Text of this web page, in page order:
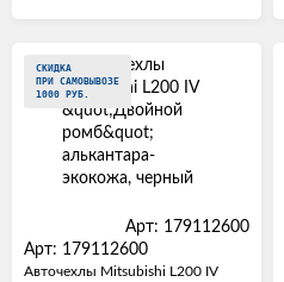
СКИДКА
ПРИ САМОВЫВОЗЕ
1000 РУБ.
Арт: 179112600
Арт: 179112600
Авточехлы Mitsubishi L200 IV